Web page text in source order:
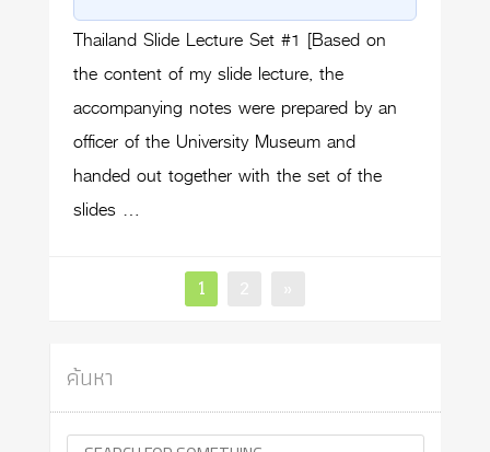
Thailand Slide Lecture Set #1 [Based on
the content of my slide lecture, the
accompanying notes were prepared by an
officer of the University Museum and
handed out together with the set of the
slides …
Page
1
ค้นหา